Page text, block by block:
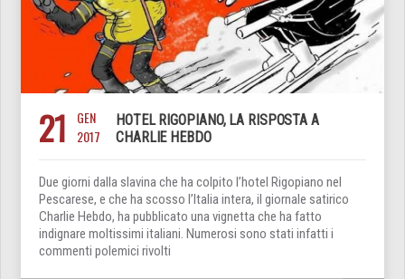
21
GEN
2017
HOTEL RIGOPIANO, LA RISPOSTA A
CHARLIE HEBDO
Due giorni dalla slavina che ha colpito l’hotel Rigopiano nel
Pescarese, e che ha scosso l’Italia intera, il giornale satirico
Charlie Hebdo, ha pubblicato una vignetta che ha fatto
indignare moltissimi italiani. Numerosi sono stati infatti i
commenti polemici rivolti